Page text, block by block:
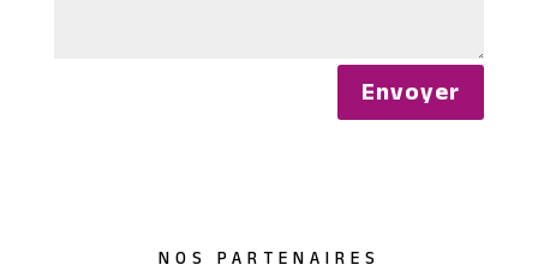
Envoyer
NOS PARTENAIRES